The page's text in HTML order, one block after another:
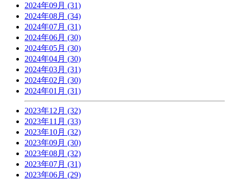
2024年09月 (31)
2024年08月 (34)
2024年07月 (31)
2024年06月 (30)
2024年05月 (30)
2024年04月 (30)
2024年03月 (31)
2024年02月 (30)
2024年01月 (31)
2023年12月 (32)
2023年11月 (33)
2023年10月 (32)
2023年09月 (30)
2023年08月 (32)
2023年07月 (31)
2023年06月 (29)